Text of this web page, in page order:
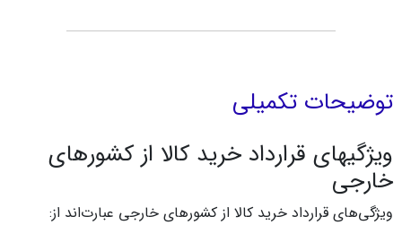
توضیحات تکمیلی
ویژگیهای قرارداد خرید کالا از کشورهای
خارجی
ویژگی‌های قرارداد خرید کالا از کشورهای خارجی عبارت‌اند از: